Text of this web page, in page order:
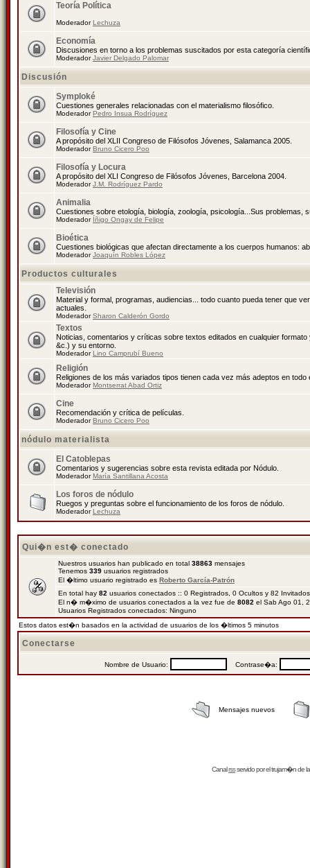
Teoría Política
ModeradorLechuza
Economía
Discusiones en torno a los problemas suscitados por esta categoría
ModeradorJavier Delgado Palomar
Discusión
Symploké
Cuestiones generales relacionadas con el materialismo filosófico.
ModeradorPedro Insua Rodríguez
Filosofía y Cine
A propósito del XLII Congreso de Filósofos Jóvenes, Salamanca 2005.
ModeradorBruno Cicero Poo
Filosofía y Locura
A propósito del XLI Congreso de Filósofos Jóvenes, Barcelona 2004.
ModeradorJ.M. Rodríguez Pardo
Animalia
Cuestiones sobre etología, biología, zoología, psicología...Sus problemas,
Moderador Íñigo Ongay de Felipe
Bioética
Cuestiones biológicas que afectan directamente a los cuerpos humanos:
ModeradorJoaquín Robles López
Productos culturales
Televisión
Material y formal, programas, audiencias... todo cuanto pueda tener que
actuales.
ModeradorSharon Calderón Gordo
Textos
Noticias, comentarios y críticas sobre textos editados en cualquier
&c.) y su entorno.
ModeradorLino Camprubí Bueno
Religión
Religiones de los más variados tipos tienen cada vez más adeptos en todo
ModeradorMontserrat Abad Ortiz
Cine
Recomendación y crítica de películas.
ModeradorBruno Cicero Poo
nódulo materialista
El Catoblepas
Comentarios y sugerencias sobre esta revista editada por Nódulo.
ModeradorMaría Santillana Acosta
Los foros de nódulo
Ruegos y preguntas sobre el funcionamiento de los foros de nódulo.
ModeradorLechuza
Qui�n est� conectado
Nuestros usuarios han publicado en total 38863 mensajes
Tenemos 339 usuarios registrados
El �ltimo usuario registrado es Roberto García-Patrón
En total hay 82 usuarios conectados :: 0 Registrados, 0 Ocultos y 82
El n� m�ximo de usuarios conectados a la vez fue de 8082 el Sab Ago 01,
Usuarios Registrados conectados: Ninguno
Estos datos est�n basados en la actividad de usuarios de los �ltimos 5 minutos
Conectarse
Nombre de Usuario: Contrase�a:
Mensajes nuevos
Canalrssservido por eltrujam�nde